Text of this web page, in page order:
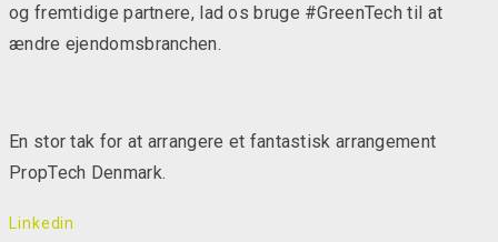
og fremtidige partnere, lad os bruge #GreenTech til at
ændre ejendomsbranchen.
En stor tak for at arrangere et fantastisk arrangement
PropTech Denmark.
Linkedin